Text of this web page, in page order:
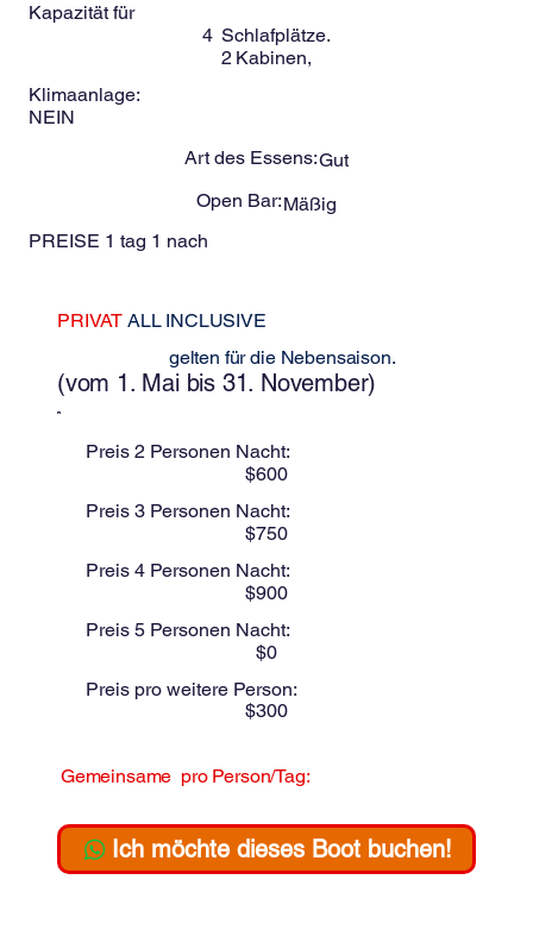
Kapazität für
4 Schlafplätze.
2 Kabinen,
Klimaanlage:
NEIN
Art des Essens:Gut
Open Bar:Mäßig
PREISE 1 tag 1 nach
PRIVAT ALL INCLUSIVE
gelten für die Nebensaison.
(vom 1. Mai bis 31. November)
Preis 2 Personen Nacht:
$600
Preis 3 Personen Nacht:
$750
Preis 4 Personen Nacht:
$900
Preis 5 Personen Nacht:
$0
Preis pro weitere Person:
$300
Gemeinsame pro Person/Tag:
Ich möchte dieses Boot buchen!